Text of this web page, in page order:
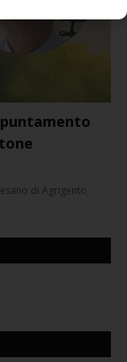
di Agrigento,